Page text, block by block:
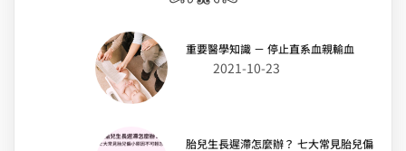
重要醫學知識 － 停止直系血親輸血
2021-10-23
胎兒生長遲滯怎麼辦？ 七大常見胎兒偏